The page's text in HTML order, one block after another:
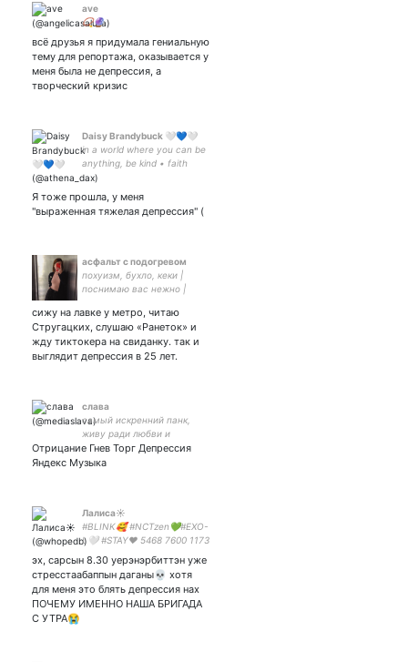
ave
📿🔮
всё друзья я придумала гениальную
тему для репортажа, оказывается у
меня была не депрессия, а
творческий кризис
Daisy Brandybuck 🤍💙🤍
in a world where you can be
anything, be kind • faith
manages • some were
Я тоже прошла, у меня
"выраженная тяжелая депрессия" (
асфальт с подогревом
похуизм, бухло, кеки |
поснимаю вас нежно |
сигареты
сижу на лавке у метро, читаю
Стругацких, слушаю «Ранеток» и
жду тиктокера на свиданку. так и
выглядит депрессия в 25 лет.
слава
самый искренний панк,
живу ради любви и
искусства закрытка
Отрицание Гнев Торг Депрессия
Яндекс Музыка
Лалиса☀️
#BLINK🥰 #NCTzen💚#EXO-
L🤍 #STAY❤️ 5468 7600 1173
эх, сарсын 8.30 уерэнэрбиттэн уже
стресстаабаппын даганы💀 хотя
для меня это блять депрессия нах
ПОЧЕМУ ИМЕННО НАША БРИГАДА
С УТРА😭